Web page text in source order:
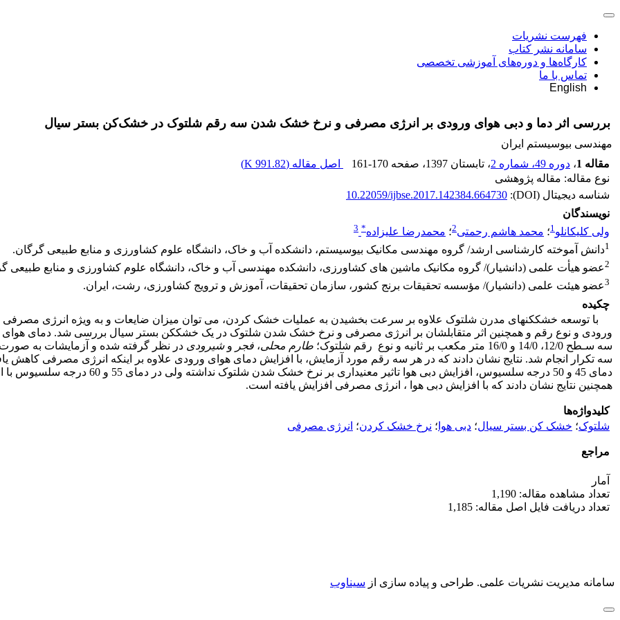
فهرست نشریات
سامانه نشر کتاب
کارگاه‌ها و دوره‌های آموزشی تخصصی
تماس با ما
English
بررسی اثر دما و دبی هوای ورودی بر انرژی مصرفی و نرخ خشک شدن سه رقم شلتوک در خشک‌کن بستر سیال
مهندسی بیوسیستم ایران
مقاله 1
، دوره 49، شماره 2 ، تابستان 1397 ، صفحه 161-170 اصل مقاله (991.82 K
)
نوع مقاله: مقاله پژوهشی
شناسه دیجیتال (DOI):
10.22059/ijbse.2017.142384.664730
نویسندگان
ولی کلیکانلو1؛ محمد هاشم رحمتی2؛ محمدرضا علیزاده*
3
1دانش آموخته کارشناسی ارشد/ گروه مهندسی مکانیک بیوسیستم، دانشکده آب و خاک، دانشگاه علوم کشاورزی و منابع طبیعی گرگان.
2عضو هیأت علمی (دانشیار)/ گروه مکانیک ماشین های کشاورزی، دانشکده مهندسی آب و خاک، دانشگاه علوم کشاورزی و منابع طبیعی
3عضو هیئت علمی (دانشیار)/ مؤسسه تحقیقات برنج کشور، سازمان تحقیقات، آموزش و ترویج کشاورزی، رشت، ایران.
چکیده
با توسعه خشک­کن­های مدرن شلتوک علاوه بر سرعت بخشیدن به عملیات خشک کردن، می توان میزان ضایعات و به ویژه انرژی مصرفی
سه سـطح 12/0، 14/0 و 16/0 متر مکعب بر ثانیه و نوع رقم شلتوک؛ طارم محلی، فجر وشیرودی
سه تکرار انجام شد. نتایج نشان دادند که در هر سه رقم مورد آزمایش، با افزایش دمای هوای ورودی علاوه بر اینکه انرژی مصرفی کاهش
دمای 45 و 50 درجه سلسیوس، افزایش دبی
همچنین نتایج نشان دادند که با افزایش دبی هوا ، انرژی مصرفی افزایش یافته است.
کلیدواژه‌ها
شلتوک؛ خشک کن بستر سیال؛ دبی هوا ؛ نرخ خشک کردن؛ انرژی مصرفی
مراجع
آمار
تعداد مشاهده مقاله: 1,190
تعداد دریافت فایل اصل مقاله: 1,185
سامانه مدیریت نشریات علمی. طراحی و پیاده سازی از سیناوب